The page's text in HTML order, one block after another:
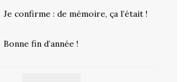
Je confirme : de mémoire, ça l’était !
Bonne fin d’année !